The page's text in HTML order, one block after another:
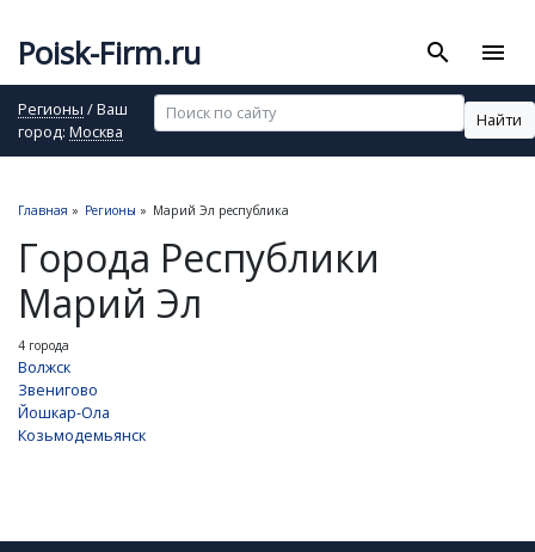
Poisk-Firm.ru search menu
Регионы / Ваш
город: Москва
Найти
Главная » Регионы » Марий Эл республика
Города Республики
Марий Эл
4 города
Волжск
Звенигово
Йошкар-Ола
Козьмодемьянск